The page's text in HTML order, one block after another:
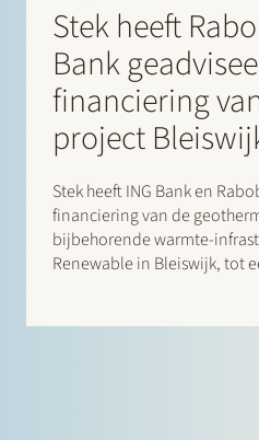
Stek heeft
Bank
financiering
project
Stek heeft ING Bank en
financiering van de
bijbehorende warmte-
Renewable in Bleiswijk, tot